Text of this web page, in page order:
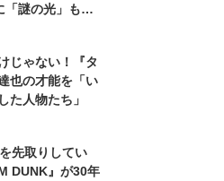
「謎の光」も…
じゃない！『タ
也の才能を「い
た人物たち」
先取りしてい
DUNK』が30年